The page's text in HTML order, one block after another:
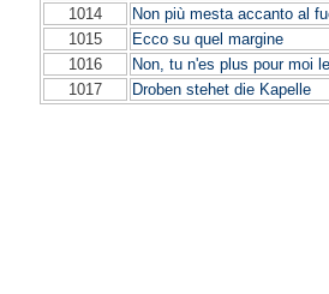
1014
Non più mesta accanto al
1015
Ecco su quel margine
1016
Non, tu n'es plus pour moi
1017
Droben stehet die Kapelle